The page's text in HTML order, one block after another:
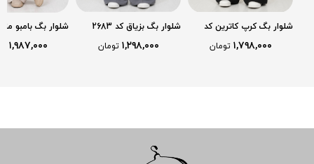
شلوار بگ کرپ کاترین کد
۱,۷۹۸,۰۰۰ تومان
شلوار بگ بزیاق کد 2683
۱,۲۹۸,۰۰۰ تومان
شلوار بگ بامبو
۱,۹۸۷,۰۰۰